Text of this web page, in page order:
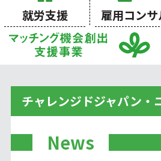
就労支援 雇用コンサ
チャレンジドジャパン・
News